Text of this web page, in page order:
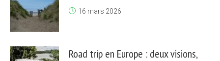
16 mars 2026
Road trip en Europe : deux visions,